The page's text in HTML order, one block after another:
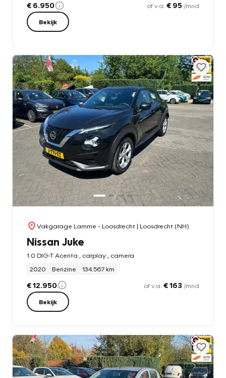
€ 6.950 of v.a. € 95 /mnd
Bekijk
Vakgarage Lamme - Loosdrecht| Loosdrecht (NH)
Nissan Juke
1.0 DIG-T Acenta , carplay , camera
2020
Benzine 134.567 km
€ 12.950 of v.a. € 163 /mnd
Bekijk